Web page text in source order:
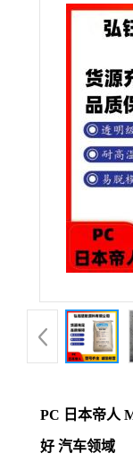
品
展
证
PC 日本帝人
好 汽车领域